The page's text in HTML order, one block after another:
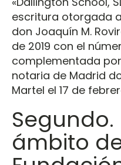
escritura otorgada
don Joaquín M.
de 2019 con el
complementada
notaria de Madrid
Martel el 17 de
ámbito